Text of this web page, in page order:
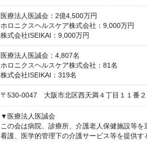
医療法人医誠会：2億4,500万円
ホロニクスヘルスケア株式会社：9,000万円
株式会社ISEIKAI：9,000万円
医療法人医誠会：4,807名
ホロニクスヘルスケア株式会社：81名
株式会社ISEIKAI：319名
〒530-0047　大阪市北区西天満４丁目１１番
▼医療法人医誠会
この会は病院、診療所、介護老人保健施設等を
看護、医学的管理下の介護サービス等を提供す